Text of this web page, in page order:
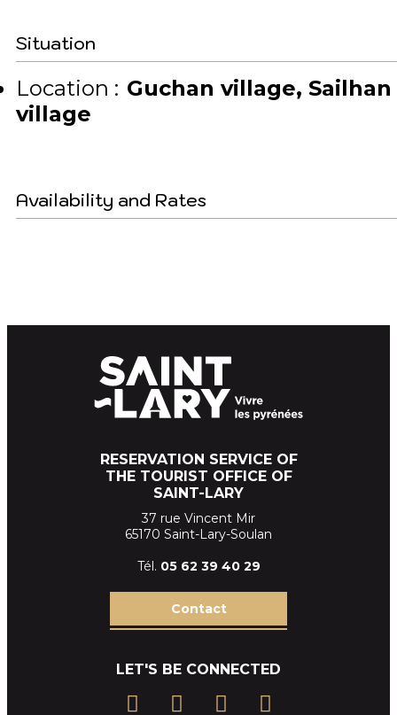
Situation
Location : Guchan village Sailhan
village
Availability and Rates
RESERVATION SERVICE OF
THE TOURIST OFFICE OF
SAINT-LARY
37 rue Vincent Mir
65170 Saint-Lary-Soulan
Tél. 05 62 39 40 29
Contact
LET'S BE CONNECTED